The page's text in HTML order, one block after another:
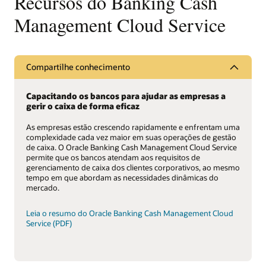
Management Cloud Service
Compartilhe conhecimento
Capacitando os bancos para ajudar as empresas a
gerir o caixa de forma eficaz
As empresas estão crescendo rapidamente e enfrentam uma
complexidade cada vez maior em suas operações de gestão
de caixa. O Oracle Banking Cash Management Cloud Service
permite que os bancos atendam aos requisitos de
gerenciamento de caixa dos clientes corporativos, ao mesmo
tempo em que abordam as necessidades dinâmicas do
mercado.
Leia o resumo do Oracle Banking Cash Management Cloud
Service (PDF)